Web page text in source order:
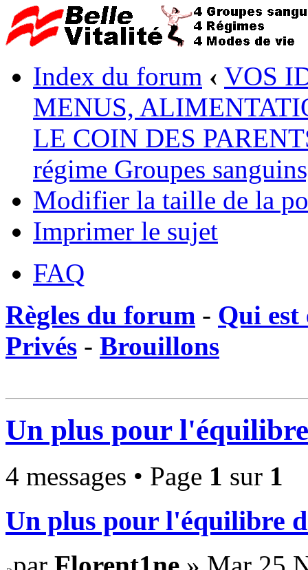
Index du forum ‹ VOS
MENUS,
LE COIN DES
régime Groupes
Modifier la taille de la
Imprimer le sujet
FAQ
Règles du forum - Qui est
Privés - Brouillons
Un plus pour
4 messages • Page 1 sur 1
Un plus pour l'équilibre